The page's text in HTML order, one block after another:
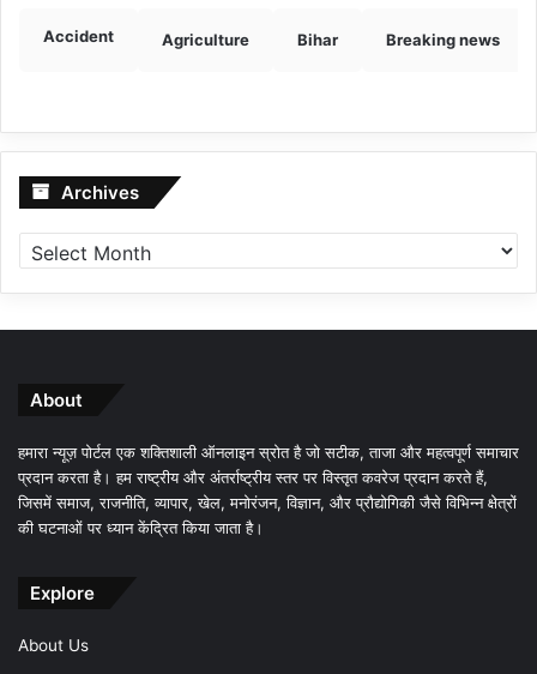
Accident Agriculture Bihar Breaking news
Archives Archives
About
हमारा न्यूज़ पोर्टल एक शक्तिशाली ऑनलाइन स्रोत है जो सटीक, ताजा और महत्वपूर्ण समाचार
प्रदान करता है। हम राष्ट्रीय और अंतर्राष्ट्रीय स्तर पर विस्तृत कवरेज प्रदान करते हैं,
जिसमें समाज, राजनीति, व्यापार, खेल, मनोरंजन, विज्ञान, और प्रौद्योगिकी जैसे विभिन्न क्षेत्रों
की घटनाओं पर ध्यान केंद्रित किया जाता है।
Explore
About Us